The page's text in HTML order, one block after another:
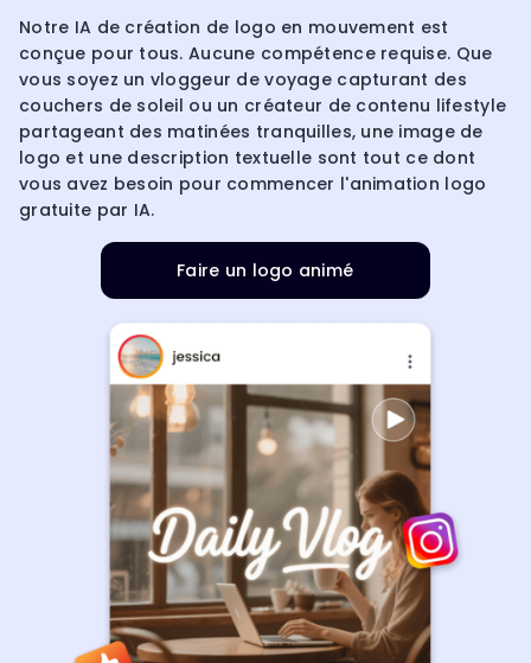
Notre IA de création de logo en mouvement est
conçue pour tous. Aucune compétence requise. Que
vous soyez un vloggeur de voyage capturant des
couchers de soleil ou un créateur de contenu lifestyle
partageant des matinées tranquilles, une image de
logo et une description textuelle sont tout ce dont
vous avez besoin pour commencer l'animation logo
gratuite par IA.
Faire un logo animé